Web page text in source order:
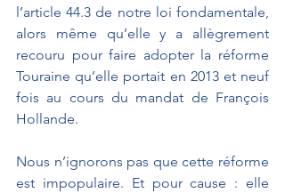
l’article 44.3 de notre loi fondamentale,
alors même qu’elle y a allègrement
recouru pour faire adopter la réforme
Touraine qu’elle portait en 2013 et neuf
fois au cours du mandat de François
Hollande.
Nous n’ignorons pas que cette réforme
est impopulaire. Et pour cause : elle